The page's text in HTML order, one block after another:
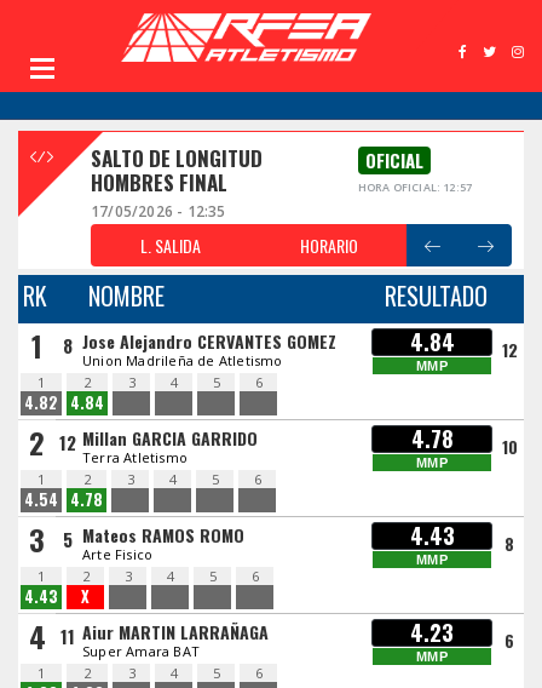
SALTO DE LONGITUD
HOMBRES FINAL
OFICIAL
HORA OFICIAL: 12:57
17/05/2026 - 12:35
L. SALIDA HORARIO
RK NOMBRE RESULTADO
1 8 Jose Alejandro CERVANTES GOMEZ
Union Madrileña de Atletismo
4.84
MMP
12
1
4.82
2
4.84
3 4 5 6
2 12 Millan GARCIA GARRIDO
Terra Atletismo
4.78
MMP
10
1
4.54
2
4.78
3 4 5 6
3 5 Mateos RAMOS ROMO
Arte Fisico
4.43
MMP
8
1
4.43
2
X
3 4 5 6
4 11 Aiur MARTIN LARRAÑAGA
Super Amara BAT
4.23
MMP
6
1 2 3 4 5 6